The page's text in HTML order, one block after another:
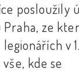
posloužily
ze
v
kde se